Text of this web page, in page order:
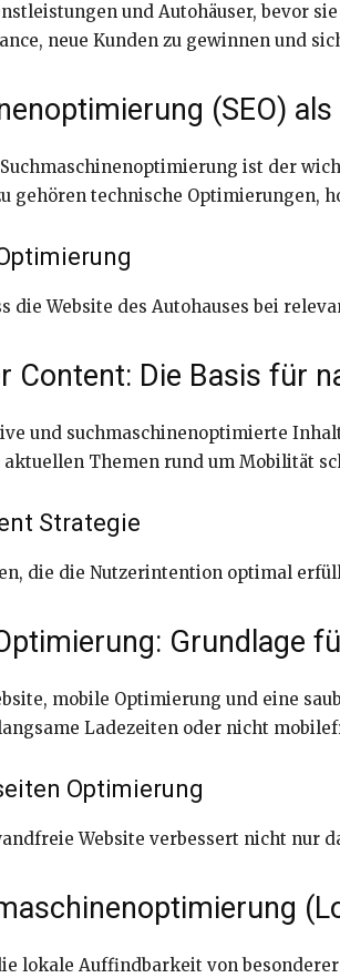
und Autohäuser, bevor
neue Kunden zu gewinnen und
(SEO)
ist der
gehören technische Optimierungen,
die Website des Autohauses bei
Content: Die Basis für
und suchmaschinenoptimierte
aktuellen Themen rund um Mobilität
Strategie
die die Nutzerintention optimal
Grundlage
mobile Optimierung und eine
Ladezeiten oder nicht
Optimierung
Website verbessert nicht nur
lokale Auffindbarkeit von